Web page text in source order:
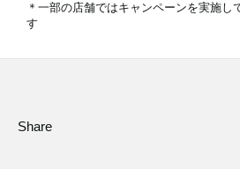
＊一部の店舗ではキャンペーンを実施し
す
Share